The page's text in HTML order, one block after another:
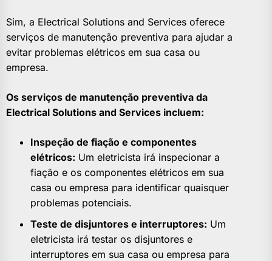
Sim, a Electrical Solutions and Services oferece
serviços de manutenção preventiva para ajudar a
evitar problemas elétricos em sua casa ou
empresa.
Os serviços de manutenção preventiva da
Electrical Solutions and Services incluem:
Inspeção de fiação e componentes
elétricos: Um eletricista irá inspecionar a
fiação e os componentes elétricos em sua
casa ou empresa para identificar quaisquer
problemas potenciais.
Teste de disjuntores e interruptores: Um
eletricista irá testar os disjuntores e
interruptores em sua casa ou empresa para